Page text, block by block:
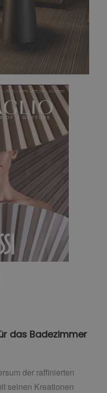
das Badezimmer
der raffinierten
seinen Kreationen